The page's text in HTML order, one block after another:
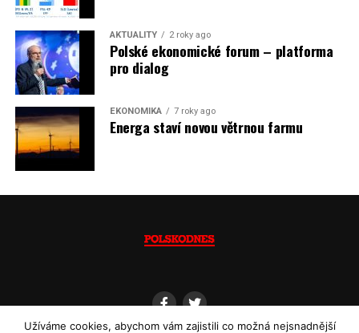
(psáno pro info.cz)
AKTUALITY 2 roky ago
Polské ekonomické forum – platforma
pro dialog
EKONOMIKA 7 roky ago
Energa staví novou větrnou farmu
Užíváme cookies, abychom vám zajistili co možná nejsnadnější